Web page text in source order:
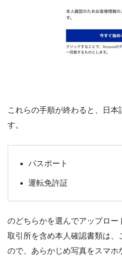
これらの手順が終わると、日本
す。
パスポート
運転免許証
のどちらかを選んでアップロ
取引所を含め本人確認書類は、
ので、あらかじめ写真をスマホ